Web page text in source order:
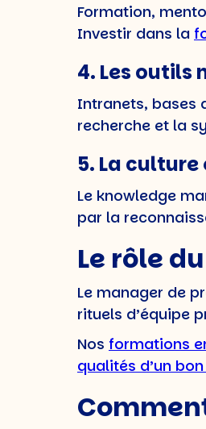
Formation,
Investir dans la
4. Les outils
Intranets, bases
recherche et la
5. La
Le knowledge
par la
Le rôle
Le manager de
rituels d’équipe
Nos formations
qualités d’un